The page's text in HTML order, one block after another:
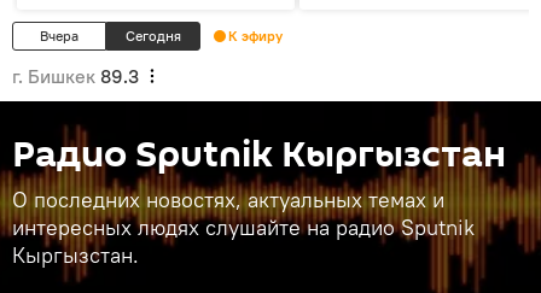
Вчера Сегодня К эфиру
г. Бишкек 89.3
Радио Sputnik Кыргызстан
О последних новостях, актуальных темах и
интересных людях слушайте на радио Sputnik
Кыргызстан.